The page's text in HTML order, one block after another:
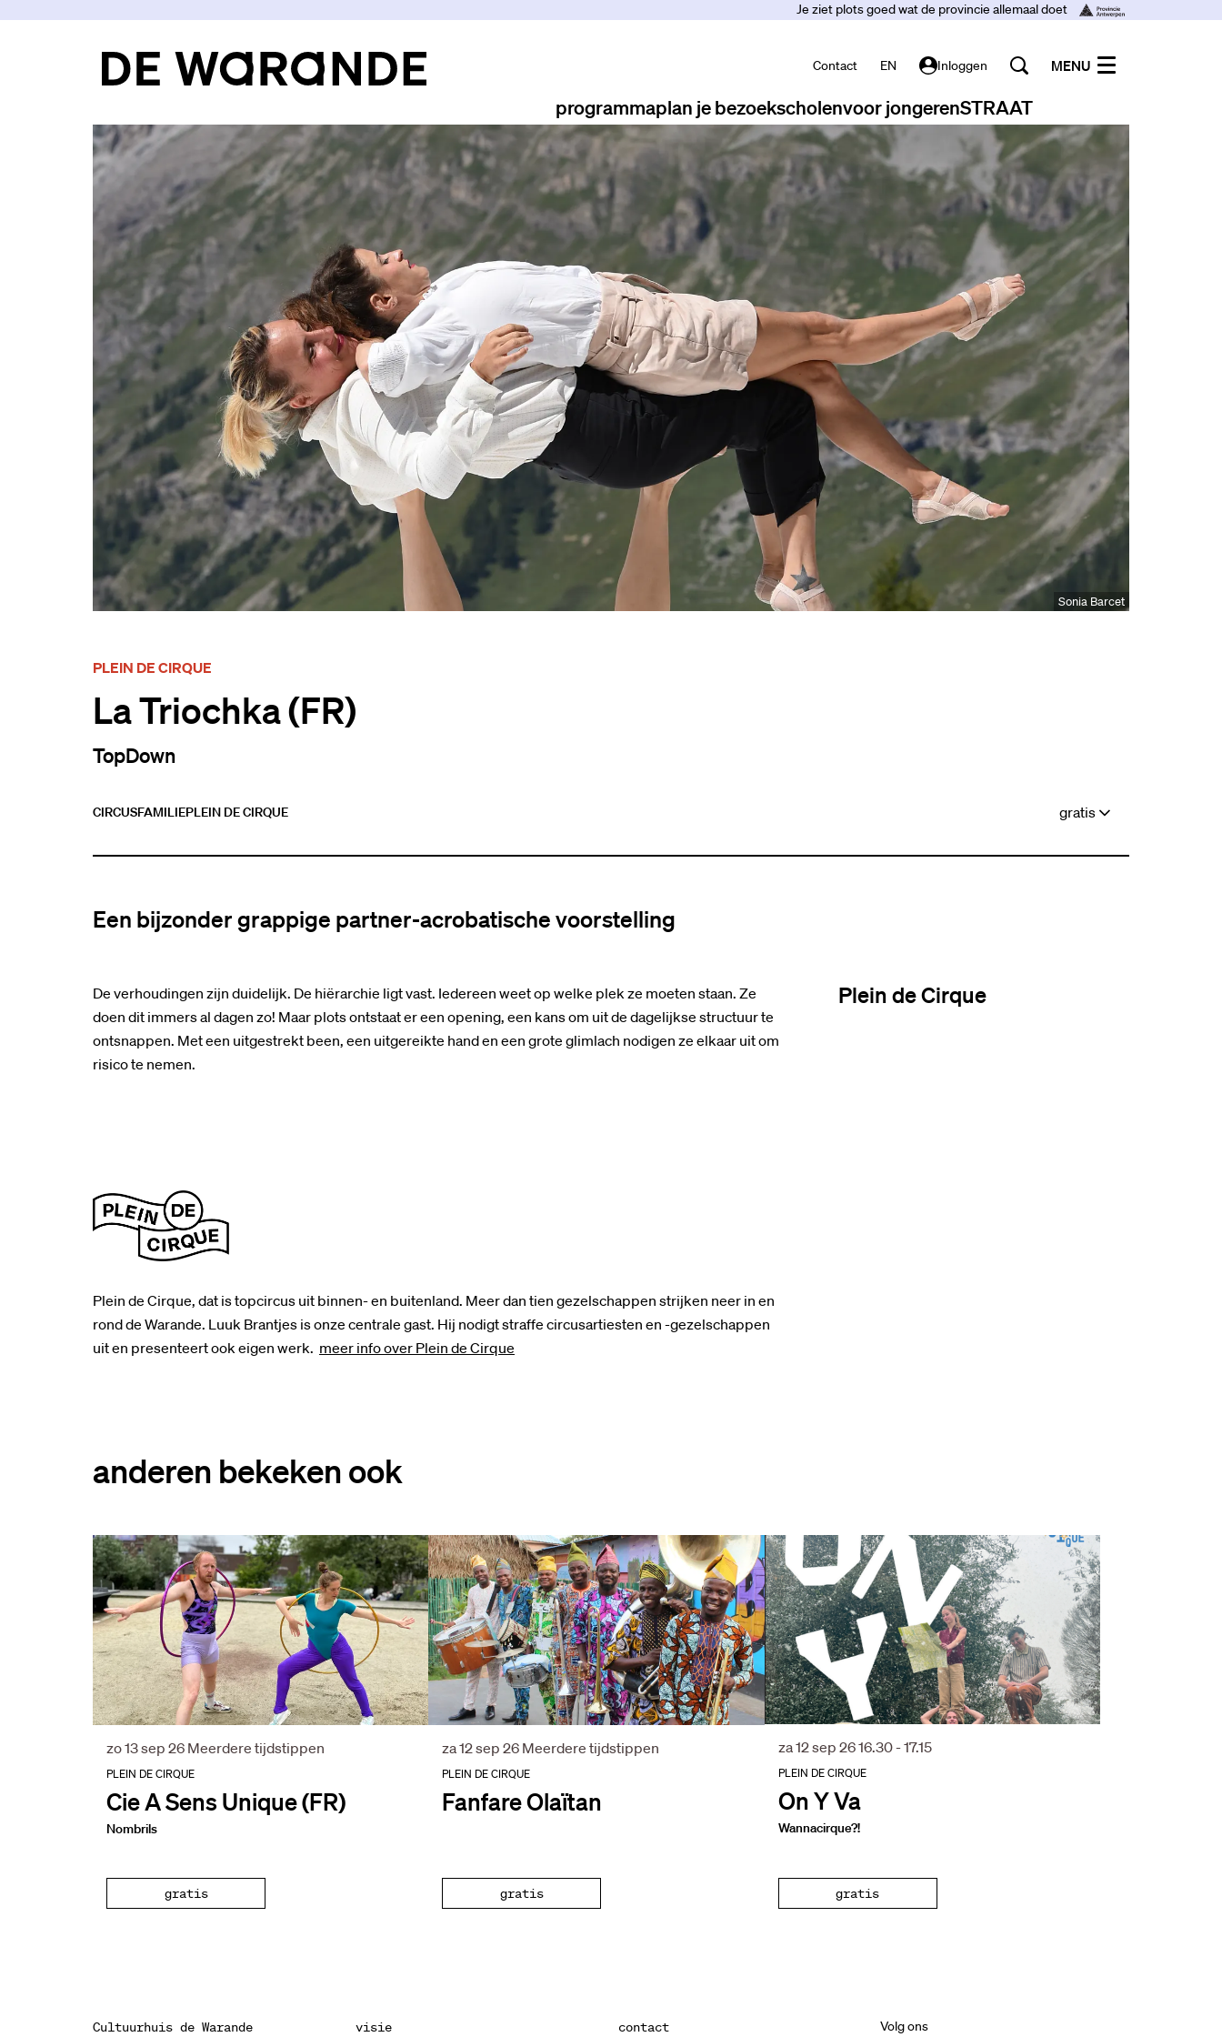
Je ziet plots goed wat de provincie allemaal doet
Contact EN Inloggen
programmaplan je bezoekscholenvoor jongerenSTRAAT
MENU
Sonia Barcet
La Triochka (FR)
TopDown
PLEIN DE CIRQUE
CIRCUSFAMILIEPLEIN DE CIRQUE gratis
Een bijzonder grappige partner-acrobatische voorstelling
De verhoudingen zijn duidelijk. De hiërarchie ligt vast. Iedereen weet op welke plek ze moeten staan. Ze
doen dit immers al dagen zo! Maar plots ontstaat er een opening, een kans om uit de dagelijkse structuur te
ontsnappen. Met een uitgestrekt been, een uitgereikte hand en een grote glimlach nodigen ze elkaar uit om
risico te nemen.
Plein de Cirque
Plein de Cirque, dat is topcircus uit binnen- en buitenland. Meer dan tien gezelschappen strijken neer in en
rond de Warande. Luuk Brantjes is onze centrale gast. Hij nodigt straffe circusartiesten en -gezelschappen
uit en presenteert ook eigen werk. meer info over Plein de Cirque
anderen bekeken ook
Cie A Sens Unique (FR)
Nombrils
PLEIN DE CIRQUE
zo 13 sep 26 Meerdere tijdstippen
gratis
Fanfare Olaïtan
PLEIN DE CIRQUE
za 12 sep 26 Meerdere tijdstippen
gratis
On Y Va
Wannacirque?!
PLEIN DE CIRQUE
za 12 sep 2616.30 - 17.15
gratis
Cultuurhuis de Warande
visie
contact
Volg ons